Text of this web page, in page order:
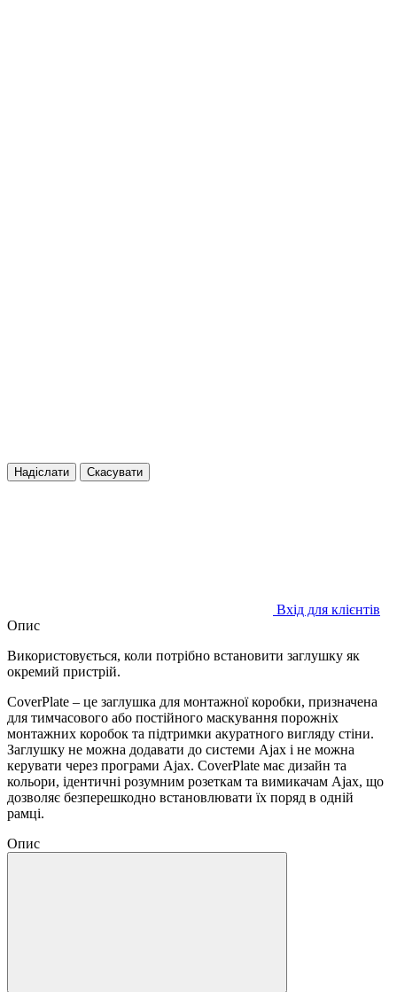
Надіслати Скасувати
Вхід для клієнтів
Опис
Використовується, коли потрібно встановити заглушку як
окремий пристрій.
CoverPlate – це заглушка для монтажної коробки, призначена
для тимчасового або постійного маскування порожніх
монтажних коробок та підтримки акуратного вигляду стіни.
Заглушку не можна додавати до системи Ajax і не можна
керувати через програми Ajax. CoverPlate має дизайн та
кольори, ідентичні розумним розеткам та вимикачам Ajax, що
дозволяє безперешкодно встановлювати їх поряд в одній
рамці.
Опис